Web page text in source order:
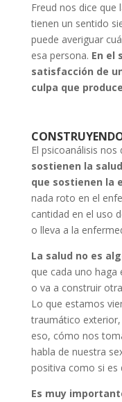
Freud nos dice
tienen un sentido
puede averiguar
esa persona. En el
satisfacción de
culpa que
El psicoanálisis nos
sostienen la
que sostienen la
nada roto en el
cantidad en el uso
o lleva a la
La salud no es
que cada uno haga
o va a construir
Lo que estamos
traumático
eso, cómo nos
habla de nuestra
positiva como si es
Es muy